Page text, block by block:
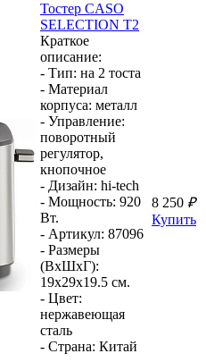
Тостер CASO
SELECTION T2
Краткое
описание:
- Тип: на 2 тоста
- Материал
корпуса: металл
- Управление:
поворотный
регулятор,
кнопочное
- Дизайн: hi-tech
- Мощность: 920
Вт.
- Артикул: 87096
- Размеры
(ВхШхГ):
19x29x19.5 см.
- Цвет:
нержавеющая
сталь
- Страна: Китай
8 250 ₽
Купить